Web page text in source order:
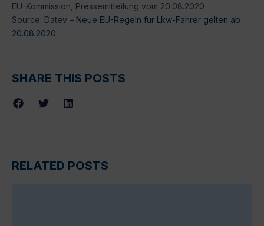
EU-Kommission, Pressemitteilung vom 20.08.2020
Source: Datev – Neue EU-Regeln für Lkw-Fahrer gelten ab
20.08.2020
SHARE THIS POSTS
RELATED POSTS